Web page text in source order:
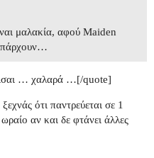
μαλακία, αφού Maiden
… χαλαρά …[/quote]
ότι παντρεύεται σε 1
αν και δε φτάνει άλλες